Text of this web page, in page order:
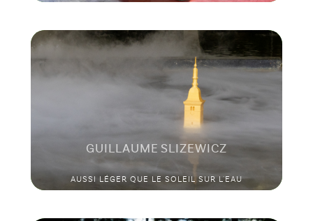
GUILLAUME SLIZEWICZ
AUSSI LÉGER QUE LE SOLEIL SUR L'EAU